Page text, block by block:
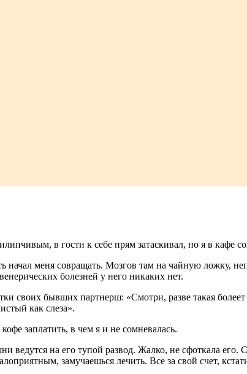
в гости к себе прям затаскивал, но я в кафе
меня совращать. Мозгов там на чайную ложку,
болезней у него никаких нет.
своих бывших партнерш: «Смотри, разве такая
как слеза».
заплатить, в чем я и не сомневалась.
ведутся на его тупой развод. Жалко, не сфоткала его.
замучаешься лечить. Все за свой счет,